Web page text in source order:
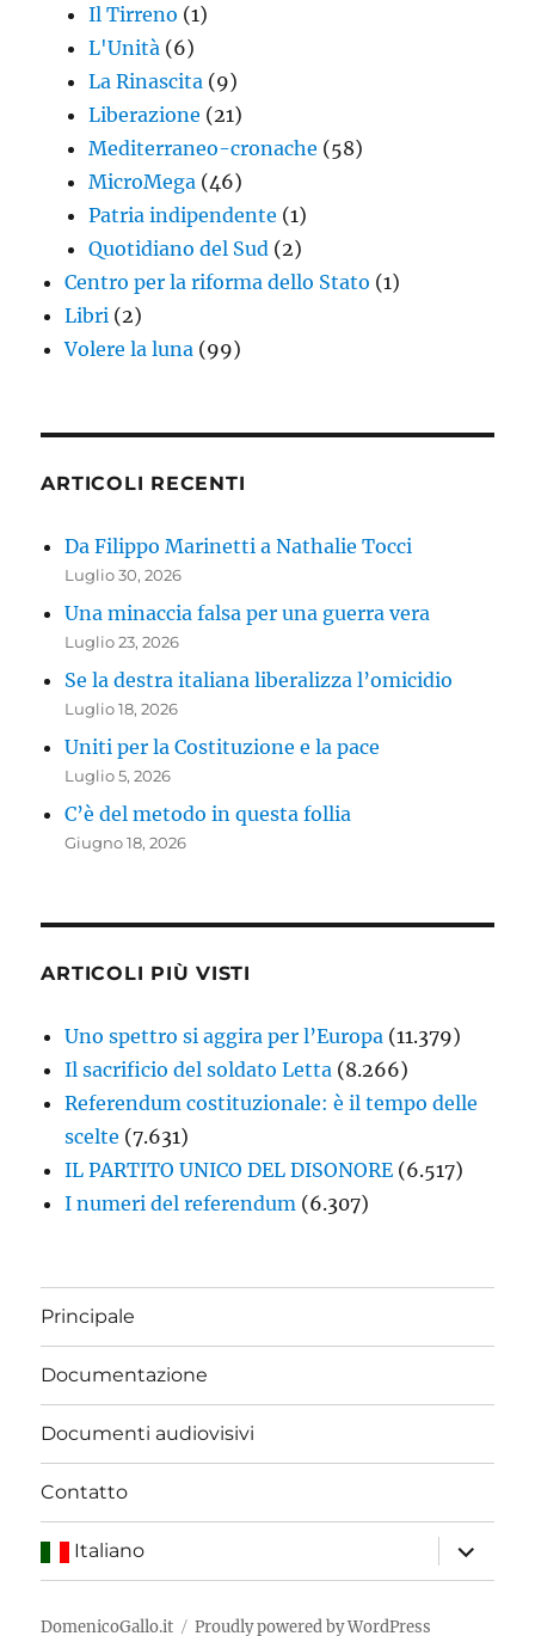
Il Tirreno (1)
L'Unità (6)
La Rinascita (9)
Liberazione (21)
Mediterraneo-cronache (58)
MicroMega (46)
Patria indipendente (1)
Quotidiano del Sud (2)
Centro per la riforma dello Stato (1)
Libri (2)
Volere la luna (99)
ARTICOLI RECENTI
Da Filippo Marinetti a Nathalie Tocci
Luglio 30, 2026
Una minaccia falsa per una guerra vera
Luglio 23, 2026
Se la destra italiana liberalizza l’omicidio
Luglio 18, 2026
Uniti per la Costituzione e la pace
Luglio 5, 2026
C’è del metodo in questa follia
Giugno 18, 2026
ARTICOLI PIÙ VISTI
Uno spettro si aggira per l’Europa (11.379)
Il sacrificio del soldato Letta (8.266)
Referendum costituzionale: è il tempo delle
scelte (7.631)
IL PARTITO UNICO DEL DISONORE (6.517)
I numeri del referendum (6.307)
Principale
Documentazione
Documenti audiovisivi
Contatto
Italiano
apri
i
menu
DomenicoGallo.it Proudly powered by WordPress